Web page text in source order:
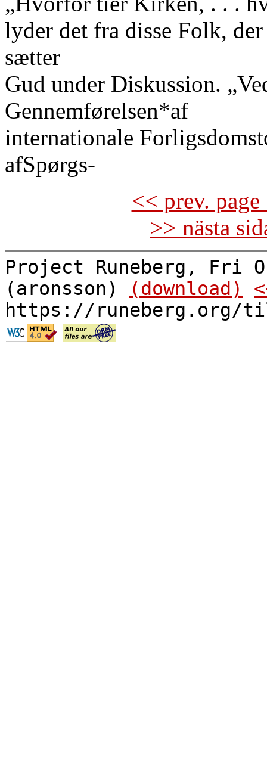
lyder det fra disse Folk,
sætter
Gud under Diskussion.
Gennemførelsen*af
internationale
afSpørgs-
<< prev.
>> nästa
Project Runeberg, Fri
(aronsson)
(download)
https://runeberg.org/